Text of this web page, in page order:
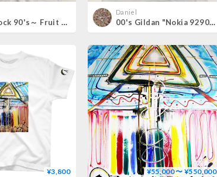
Deadstock 90's～ Fruit of the loom "Maxell" プリント Tシャツ XLサイズ
Daniel
00's Gildan "Nokia 9290" 両面 プリント Tシャツ Lサイズ
¥3,800 ¥55,000 〜 ¥550,000